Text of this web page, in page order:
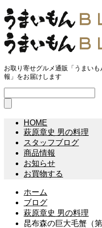
お取り寄せグルメ通販「うまい
報」をお届けします
HOME
萩原章史 男の料理
スタッフブログ
商品情報
お知らせ
お買物する
ホーム
ブログ
萩原章史 男の料理
昆布森の巨大毛蟹（第